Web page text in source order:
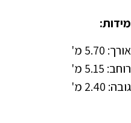
מידות:
אורך: 5.70 מ'
רוחב: 5.15 מ'
גובה: 2.40 מ'